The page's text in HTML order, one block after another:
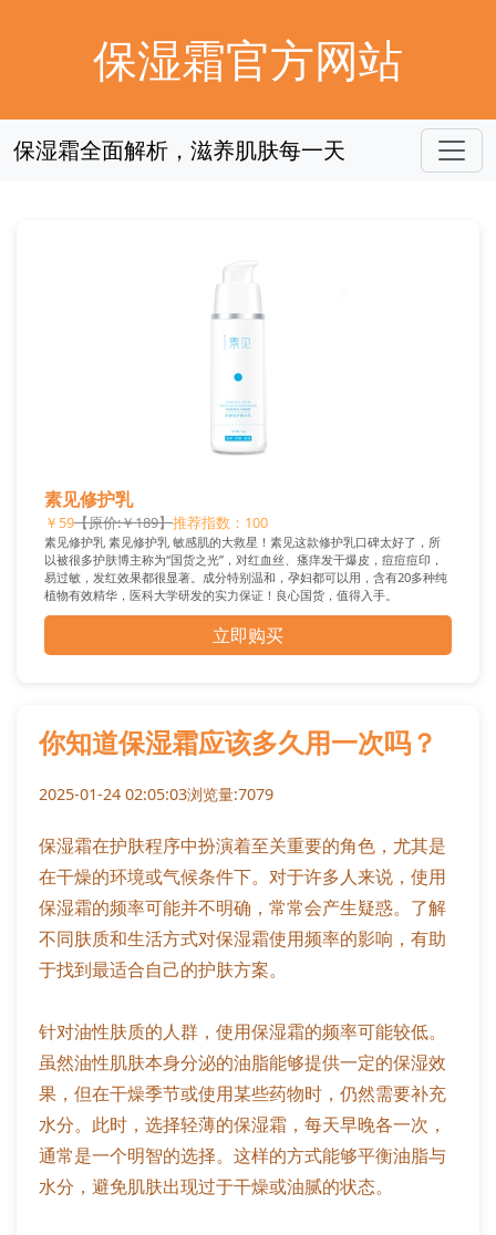
保湿霜官方网站
保湿霜全面解析，滋养肌肤每一天
素见修护乳
￥59【原价:￥189】推荐指数：100
素见修护乳 素见修护乳 敏感肌的大救星！素见这款修护乳口碑太好了，所
以被很多护肤博主称为“国货之光”，对红血丝、瘙痒发干爆皮，痘痘痘印，
易过敏，发红效果都很显著。成分特别温和，孕妇都可以用，含有20多种纯
植物有效精华，医科大学研发的实力保证！良心国货，值得入手。
立即购买
你知道保湿霜应该多久用一次吗？
2025-01-24 02:05:03浏览量:7079
保湿霜在护肤程序中扮演着至关重要的角色，尤其是
在干燥的环境或气候条件下。对于许多人来说，使用
保湿霜的频率可能并不明确，常常会产生疑惑。了解
不同肤质和生活方式对保湿霜使用频率的影响，有助
于找到最适合自己的护肤方案。
针对油性肤质的人群，使用保湿霜的频率可能较低。
虽然油性肌肤本身分泌的油脂能够提供一定的保湿效
果，但在干燥季节或使用某些药物时，仍然需要补充
水分。此时，选择轻薄的保湿霜，每天早晚各一次，
通常是一个明智的选择。这样的方式能够平衡油脂与
水分，避免肌肤出现过于干燥或油腻的状态。